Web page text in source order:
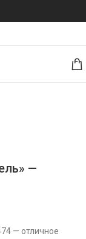
—
— отличное